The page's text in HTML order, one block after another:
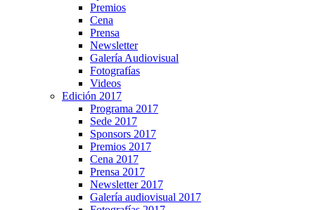
Premios
Cena
Prensa
Newsletter
Galería Audiovisual
Fotografías
Videos
Edición 2017
Programa 2017
Sede 2017
Sponsors 2017
Premios 2017
Cena 2017
Prensa 2017
Newsletter 2017
Galería audiovisual 2017